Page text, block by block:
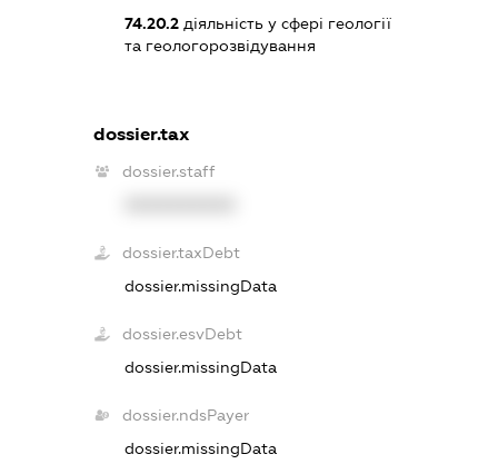
74.20.2діяльність у сфері геології
та геологорозвідування
dossier.tax
dossier.staff
dossier.taxDebt
dossier.missingData
dossier.esvDebt
dossier.missingData
dossier.ndsPayer
dossier.missingData